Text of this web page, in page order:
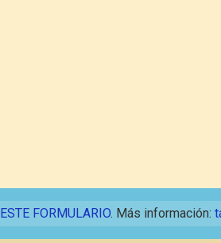
ESTE FORMULARIO. Más información: